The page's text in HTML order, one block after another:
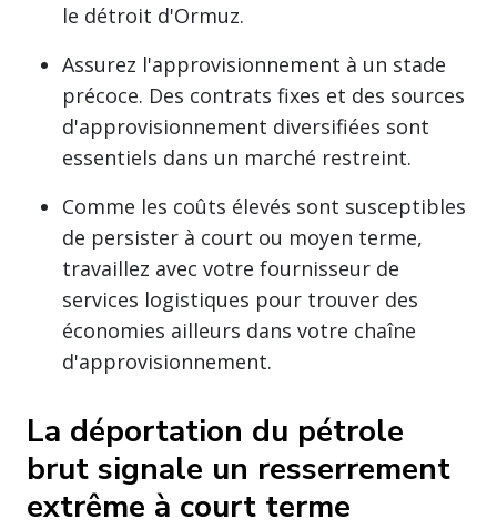
le détroit d'Ormuz.
Assurez l'approvisionnement à un stade
précoce. Des contrats fixes et des sources
d'approvisionnement diversifiées sont
essentiels dans un marché restreint.
Comme les coûts élevés sont susceptibles
de persister à court ou moyen terme,
travaillez avec votre fournisseur de
services logistiques pour trouver des
économies ailleurs dans votre chaîne
d'approvisionnement.
La déportation du pétrole
brut signale un resserrement
extrême à court terme